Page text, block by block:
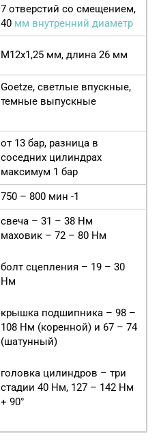
7 отверстий со смещением,
40 мм внутренний диаметр
М12х1,25 мм, длина 26 мм
Goetze, светлые впускные,
темные выпускные
от 13 бар, разница в
соседних цилиндрах
максимум 1 бар
750 – 800 мин -1
свеча – 31 – 38 Нм
маховик – 72 – 80 Нм
болт сцепления – 19 – 30
Нм
крышка подшипника – 98 –
108 Нм (коренной) и 67 – 74
(шатунный)
головка цилиндров – три
стадии 40 Нм, 127 – 142 Нм
+ 90°